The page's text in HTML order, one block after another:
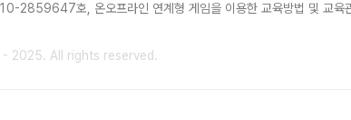
2859647호, 온오프라인 연계형 게임을 이용한 교육방법 및 교육
- 2025. All rights reserved.